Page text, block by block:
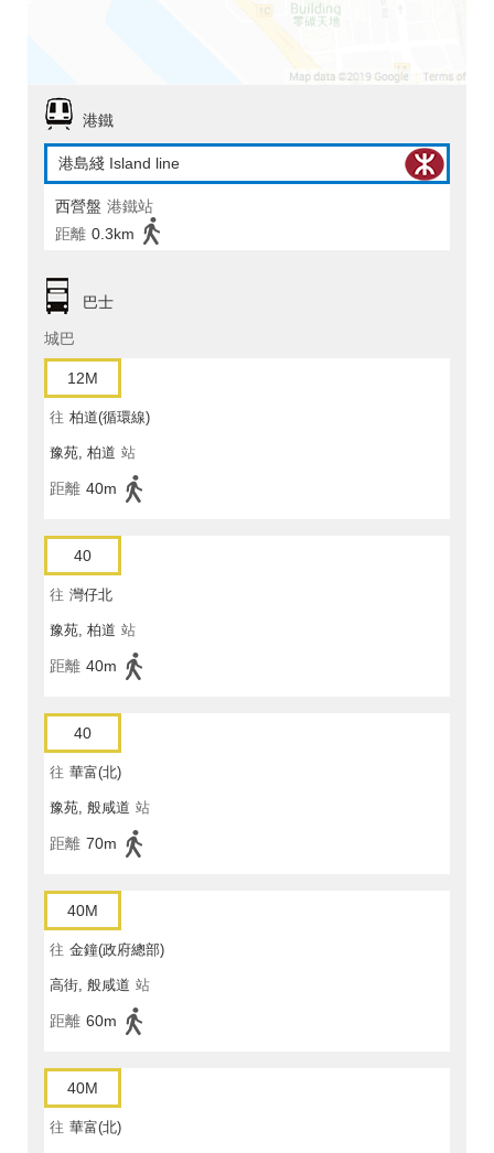
港鐵
港島綫 Island line
西營盤 港鐵站
距離 0.3km
巴士
城巴
12M
往 柏道(循環線)
豫苑, 柏道 站
距離 40m
40
往 灣仔北
豫苑, 柏道 站
距離 40m
40
往 華富(北)
豫苑, 般咸道 站
距離 70m
40M
往 金鐘(政府總部)
高街, 般咸道 站
距離 60m
40M
往 華富(北)